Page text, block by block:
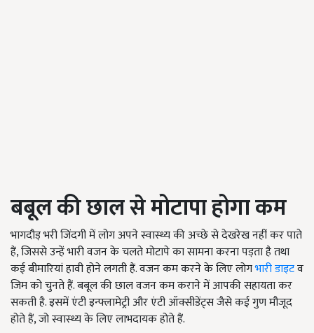
बबूल की छाल से मोटापा होगा कम
भागदौड़ भरी जिंदगी में लोग अपने स्वास्थ्य की अच्छे से देखरेख नहीं कर पाते
हैं, जिससे उन्हें भारी वजन के चलते मोटापे का सामना करना पड़ता है तथा
कई बीमारियां हावी होने लगती हैं. वजन कम करने के लिए लोगभारी डाइटव
जिम को चुनते हैं. बबूल की छाल वजन कम कराने में आपकी सहायता कर
सकती है. इसमें एंटी इन्फ्लामेट्री और एंटी ऑक्सीडेंट्स जैसे कई गुण मौजूद
होते हैं, जो स्वास्थ्य के लिए लाभदायक होते हैं.